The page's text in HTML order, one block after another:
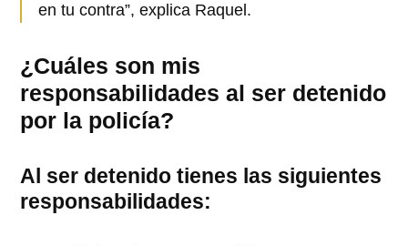
en tu contra”, explica Raquel.
¿Cuáles son mis
responsabilidades al ser detenido
por la policía?
Al ser detenido tienes las siguientes
responsabilidades: